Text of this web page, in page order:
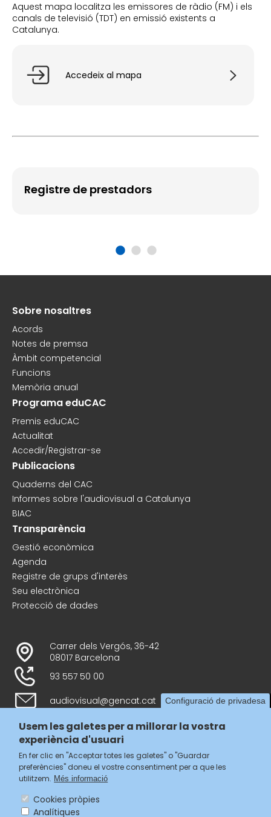
Aquest mapa localitza les emissores de ràdio (FM) i els
canals de televisió (TDT) en emissió existents a
Catalunya.
Accedeix al mapa
Registre de prestadors
Peu
Sobre nosaltres
Acords
Notes de premsa
Àmbit competencial
Funcions
Memòria anual
Programa eduCAC
Premis eduCAC
Actualitat
Accedir/Registrar-se
Publicacions
Quaderns del CAC
Informes sobre l'audiovisual a Catalunya
BIAC
Transparència
Gestió econòmica
Agenda
Registre de grups d'interès
Seu electrònica
Protecció de dades
Carrer dels Vergós, 36-42
08017 Barcelona
93 557 50 00
audiovisual@gencat.cat
Follow us
Configuració de privadesa
Usem les galetes per a millorar la vostra
experiència d'usuari
En fer clic en "Acceptar totes les galetes" o "Guardar
preferències" doneu el vostre consentiment per a que les
utilitzem. Més informació
Cookies pròpies
Analítiques